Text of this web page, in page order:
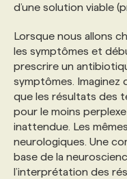
d’une solution viable
Lorsque nous allons
les symptômes et
prescrire un
symptômes. Imaginez
que les résultats des
pour le moins
inattendue. Les
neurologiques. Une
base de la
l’interprétation des